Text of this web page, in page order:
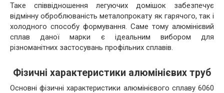
Таке співвідношення легуючих домішок забезпечує
відмінну оброблюваність металопрокату як гарячого, так і
холодного способу формування. Саме тому алюмінієвий
сплав даної марки є ідеальним вибором для
різноманітних застосувань профільних сплавів.
Фізичні характеристики алюмінієвих труб
Основні фізичні характеристики алюмінієвого сплаву 6060